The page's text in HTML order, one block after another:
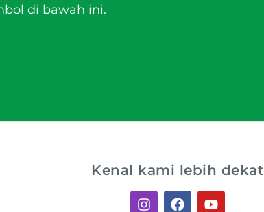
di bawah ini.
Kenal kami lebih dekat